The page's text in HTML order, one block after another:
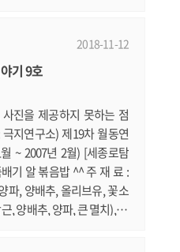
도 지역과 장보고기지가 있
에서 암석 노출지가 가장
2018-11-12
기 9호
진을 제공하지 못하는 점
지연구소) 제19차 월동연
~ 2007년 2월) [세종로탐
기 알 볶음밥 ^^ 주 재 료 :
파, 양배추, 올리브유, 꽃소
, 양배추, 양파, 큰 멸치), 계